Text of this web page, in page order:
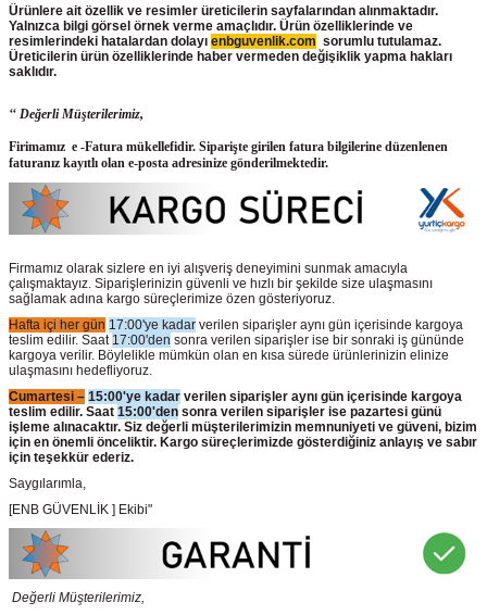
Ürünlere ait özellik ve resimler üreticilerin sayfalarından alınmaktadır.
Yalnızca bilgi görsel örnek verme amaçlıdır. Ürün özelliklerinde ve
resimlerindeki hatalardan dolayı enbguvenlik.com sorumlu tutulamaz.
Üreticilerin ürün özelliklerinde haber vermeden değişiklik yapma hakları
saklıdır.
‘‘ Değerli Müşterilerimiz,
Firimamız e -Fatura mükellefidir. Siparişte girilen fatura bilgilerine düzenlenen
faturanız kayıtlı olan e-posta adresinize gönderilmektedir.
Firmamız olarak sizlere en iyi alışveriş deneyimini sunmak amacıyla
çalışmaktayız. Siparişlerinizin güvenli ve hızlı bir şekilde size ulaşmasını
sağlamak adına kargo süreçlerimize özen gösteriyoruz.
Hafta içi her gün 17:00'ye kadar verilen siparişler aynı gün içerisinde kargoya
teslim edilir. Saat 17:00'den sonra verilen siparişler ise bir sonraki iş gününde
kargoya verilir. Böylelikle mümkün olan en kısa sürede ürünlerinizin elinize
ulaşmasını hedefliyoruz.
Cumartesi – 15:00'ye kadar verilen siparişler aynı gün içerisinde kargoya
teslim edilir. Saat 15:00'den sonra verilen siparişler ise pazartesi günü
işleme alınacaktır. Siz değerli müşterilerimizin memnuniyeti ve güveni, bizim
için en önemli önceliktir. Kargo süreçlerimizde gösterdiğiniz anlayış ve sabır
için teşekkür ederiz.
Saygılarımla,
[ENB GÜVENLİK ] Ekibi"
Değerli Müşterilerimiz,